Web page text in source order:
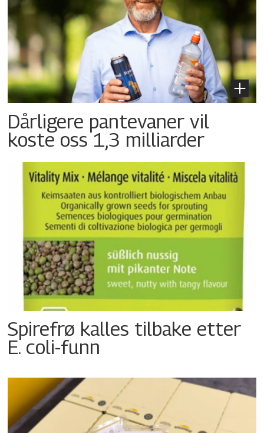
Dårligere pantevaner vil
koste oss 1,3 milliarder
Spirefrø kalles tilbake etter
E. coli-funn